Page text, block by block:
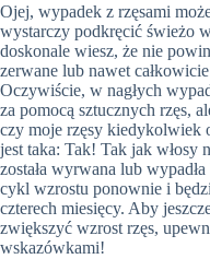
Ojej, wypadek z rzęsami
wystarczy podkręcić świeżo
doskonale wiesz, że nie
zerwane lub nawet
Oczywiście, w nagłych
za pomocą sztucznych rzęs,
czy moje rzęsy kiedykolwiek
jest taka: Tak! Tak jak włosy
została wyrwana lub
cykl wzrostu ponownie i
czterech miesięcy. Aby
zwiększyć wzrost rzęs,
wskazówkami!